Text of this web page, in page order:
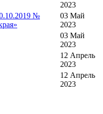
2023
№
03 Май
2023
03 Май
2023
12 Апрель
2023
12 Апрель
2023